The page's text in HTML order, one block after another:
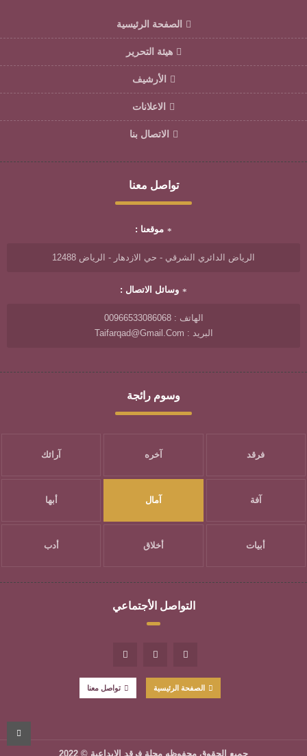
الصفحة الرئيسية
هيئة التحرير
الأرشيف
الاعلانات
الاتصال بنا
تواصل معنا
موقعنا :
الرياض الدائري الشرقي - حي الازدهار - الرياض 12488
وسائل الاتصال :
الهاتف : 00966533086068
البريد : Taifarqad@gmail.com
وسوم رائجة
فرقد آخره آرائك
آفة آمال أبها
أبيات أخلاق أدب
التواصل الأجتماعي
الصفحة الرئيسية تواصل معنا
جميع الحقوق محفوظه مجلة فرقد الإبداعية © 2022